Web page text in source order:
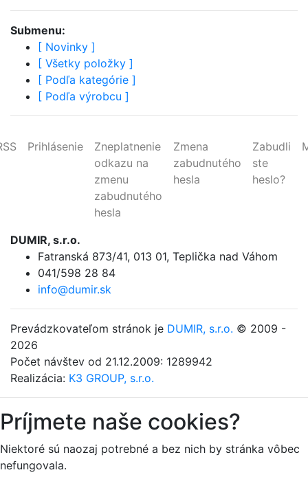
Submenu:
[ Novinky ]
[ Všetky položky ]
[ Podľa kategórie ]
[ Podľa výrobcu ]
Prihlásenie
Zneplatnenie
odkazu na
zmenu
zabudnutého
hesla
Zmena
zabudnutého
hesla
Zabudli
ste
heslo?
DUMIR, s.r.o.
Fatranská 873/41, 013 01, Teplička nad Váhom
041/598 28 84
info@dumir.sk
Prevádzkovateľom stránok je DUMIR, s.r.o. © 2009 -
2026
Počet návštev od 21.12.2009: 1289942
Realizácia: K3 GROUP, s.r.o.
Príjmete naše cookies?
Niektoré sú naozaj potrebné a bez nich by stránka vôbec
nefungovala.